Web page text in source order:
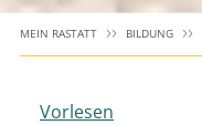
MEIN RASTATT BILDUNG
Vorlesen